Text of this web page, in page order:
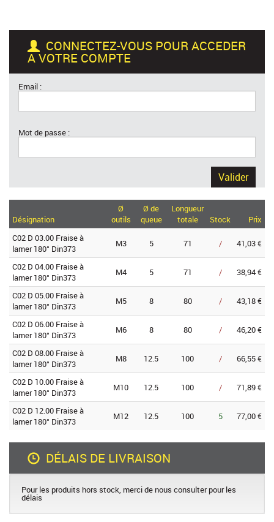
CONNECTEZ-VOUS POUR ACCEDER
A VOTRE COMPTE
Email :
Mot de passe :
Valider
Désignation
Ø
outils
Ø de
queue
Longueur
totale
Stock
Prix
C02 D 03.00 Fraise à
lamer 180° Din373
M3 5 71 / 41,03 €
C02 D 04.00 Fraise à
lamer 180° Din373
M4 5 71 / 38,94 €
C02 D 05.00 Fraise à
lamer 180° Din373
M5 8 80 / 43,18 €
C02 D 06.00 Fraise à
lamer 180° Din373
M6 8 80 / 46,20 €
C02 D 08.00 Fraise à
lamer 180° Din373
M8 12.5 100 / 66,55 €
C02 D 10.00 Fraise à
lamer 180° Din373
M10 12.5 100 / 71,89 €
C02 D 12.00 Fraise à
lamer 180° Din373
M12 12.5 100 5 77,00 €
DÉLAIS DE LIVRAISON
Pour les produits hors stock, merci de nous consulter pour les
délais